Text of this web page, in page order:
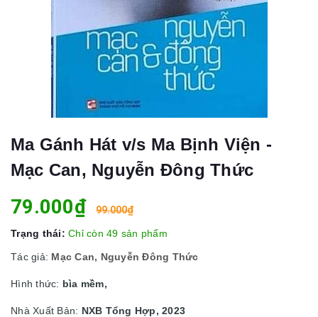
Ma Gánh Hát v/s Ma Bịnh Viện -
Mạc Can, Nguyễn Đông Thức
79.000₫ 99.000₫
Trạng thái: Chỉ còn 49 sản phẩm
Tác giả: Mạc Can, Nguyễn Đông Thức
Hình thức: bìa mềm,
Nhà Xuất Bản: NXB Tổng Hợp, 2023